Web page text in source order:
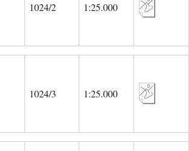
1024/2 1:25.000
1024/3 1:25.000